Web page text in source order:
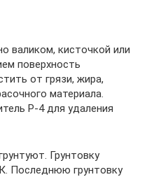
валиком, кисточкой или
поверхность
от грязи, жира,
материала.
Р-4 для удаления
Грунтовку
Последнюю грунтовку